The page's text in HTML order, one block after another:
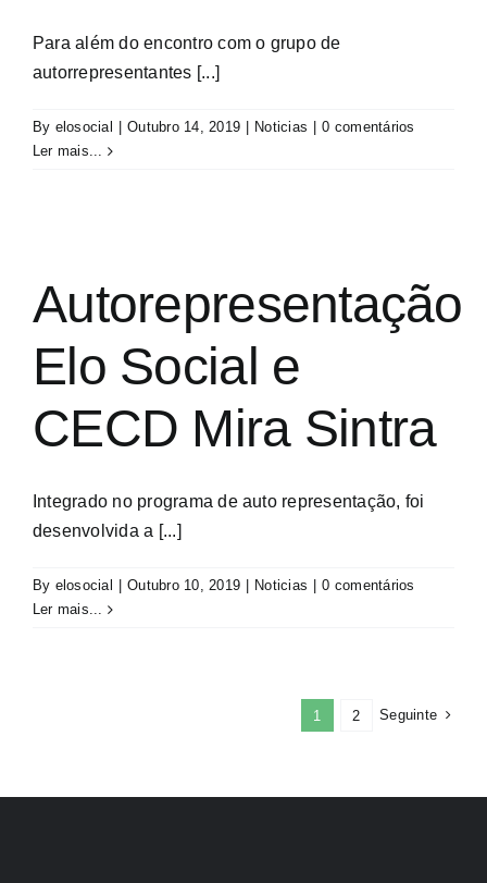
Para além do encontro com o grupo de
autorrepresentantes [...]
By elosocial Outubro 14, 2019 Noticias
0 comentários
Ler mais...
Autorepresentação
Elo Social e
CECD Mira Sintra
Integrado no programa de auto representação, foi
desenvolvida a [...]
By elosocial Outubro 10, 2019 Noticias
0 comentários
Ler mais...
1 2 Seguinte